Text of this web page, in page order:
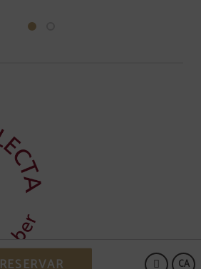
CA
RESERVAR